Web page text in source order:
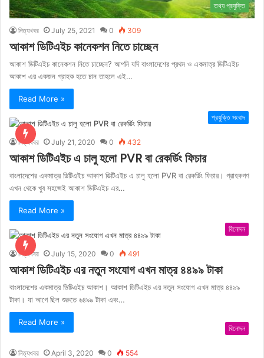
তথ্য প্রযুক্তি
নিত্যখবর July 25, 2021 0 309
আকাশ ডিটিএইচ কানেকশন নিতে চাচ্ছেন
আকাশ ডিটিএইচ কানেকশন নিতে চাচ্ছেন? আপনি যদি বাংলাদেশের প্রথম ও একমাত্র ডিটিএইচ
আকাশ এর একজন গ্রাহক হতে চান তাহলে এই…
Read More »
প্রযুক্তি সংবাদ
নিত্যখবর July 21, 2020 0 432
আকাশ ডিটিএইচ এ চালু হলো PVR বা রেকর্ডিং ফিচার
বাংলাদেশের একমাত্র ডিটিএইচ আকাশ ডিটিএইচ এ চালু হলো PVR বা রেকর্ডিং ফিচার। গ্রাহকগণ
এখন থেকে খুব সহজেই আকাশ ডিটিএইচ এর…
Read More »
বিনোদন
নিত্যখবর July 15, 2020 0 491
আকাশ ডিটিএইচ এর নতুন সংযোগ এখন মাত্র ৪৪৯৯ টাকা
বাংলাদেশের একমাত্র ডিটিএইচ আকাশ। আকাশ ডিটিএইচ এর নতুন সংযোগ এখন মাত্র ৪৪৯৯
টাকা। যা আগে ছিল শুরুতে ৬৪৯৯ টাকা এবং…
Read More »
বিনোদন
নিত্যখবর April 3, 2020 0 554